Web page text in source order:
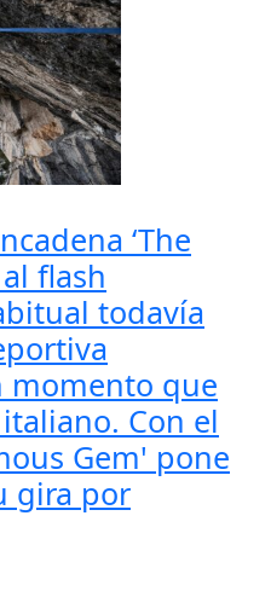
‘The
flash
todavía
momento que
Con el
Gem' pone
gira por